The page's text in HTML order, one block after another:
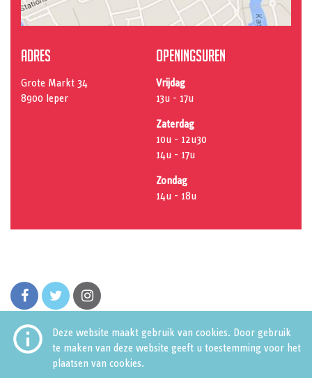

Deze website maakt gebruik van cookies. Door gebruik
te maken van deze website geeft u toestemming voor het
plaatsen van cookies.
Adres
Grote Markt 34
8900 Ieper
Openingsuren
Vrijdag
13u - 17u
Zaterdag
10u - 12u30
14u - 17u
Zondag
14u - 18u
Huis van de Stad Grote Markt 34